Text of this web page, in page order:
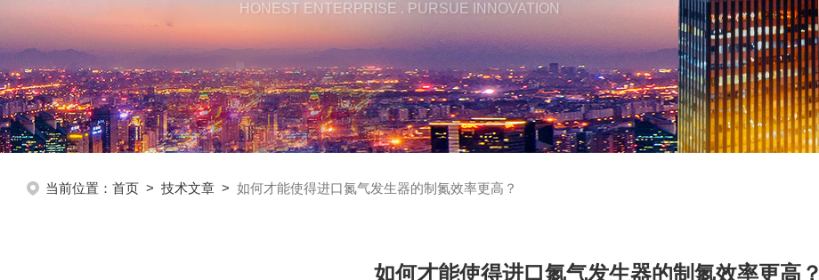
HONEST ENTERPRISE . PURSUE INNOVATION
当前位置： 首页> 技术文章> 如何才能使得进口氮气发生器的制氮效率更高？
如何才能使得进口氮气发生器的制氮效率更高？